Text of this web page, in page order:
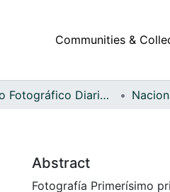
Communities &
Fondo Fotográfico Diario Occidente
Abstract
Fotografía Primerísimo